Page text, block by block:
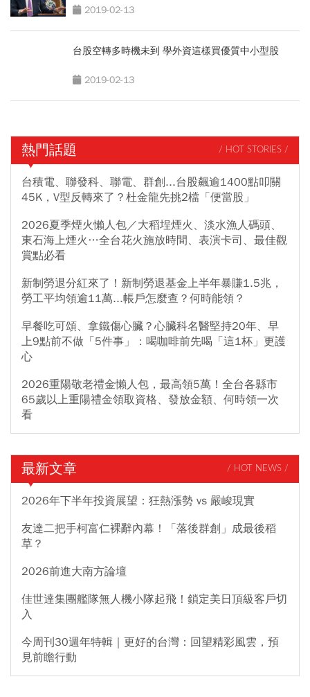
2019-02-13
台股空轉多時機未到 學外資這樣買優質中小型股
2019-02-13
熱門話題 / HOT STORIES /
台積電、聯發科、聯電、群創...台股飆逾1400點叩關
45K，V型反轉來了？杜金龍先挑2檔「便當股」
2026夏季煙火懶人包／大稻埕煙火、淡水漁人碼頭、
東石海上煙火…全台花火施放時間、表演卡司、最佳觀
賞點必看
新制勞退分紅來了！新制勞退基金上半年暴賺1.5兆，
勞工平均領逾11萬...帳戶怎麼查？何時能領？
早餐吃可頌、拿鐵傷心臟？心臟科名醫堅持20年、早
上9點前不做「5件事」：喝咖啡前先喝「這1杯」更護
心
2026重陽敬老禮金懶人包，最高領5萬！全台各縣市
65歲以上重陽禮金領取資格、發放金額、何時領一次
看
最新文章 / HOT NEWS /
2026年下半年投資展望：狂熱漲勢 vs 嚴峻現實
友達二把手柯富仁裸辭內幕！「落後群創」成最後稻
草？
2026前進大南方論壇
佳世達集團艦隊無人機小隊起飛！鎖定美日頂級客戶切
入
今周刊30週年特輯｜更好的台灣：回望精彩風雲，預
見前瞻行動